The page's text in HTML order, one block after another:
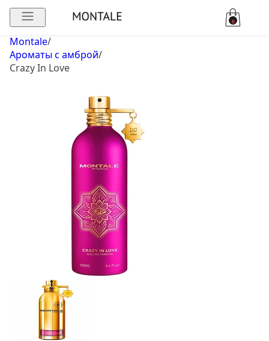
0
Montale/
Ароматы с амброй/
Crazy In Love